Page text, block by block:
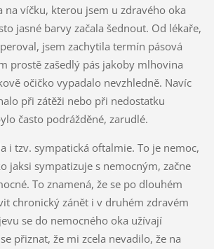
na víčku, kterou jsem u zdravého oka
jasné barvy začala šednout. Od lékaře,
jsem zachytila termín pásová
prostě zašedlý pás jakoby mlhovina
očičko vypadalo nevzhledně. Navíc
při zátěži nebo při nedostatku
často podrážděné, zarudlé.
i tzv. sympatická oftalmie. To je nemoc,
jaksi sympatizuje s nemocným, začne
To znamená, že se po dlouhém
chronický zánět i v druhém zdravém
se do nemocného oka užívají
přiznat, že mi zcela nevadilo, že na